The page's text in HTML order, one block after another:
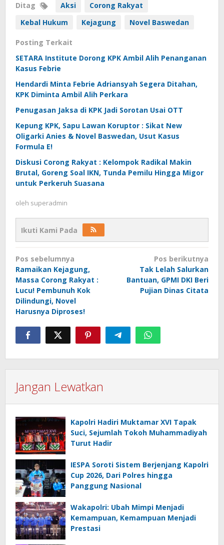
Ditag Aksi
Corong Rakyat
Kebal Hukum
Kejagung Novel Baswedan
Posting Terkait
SETARA Institute Dorong KPK Ambil Alih Penanganan
Kasus Febrie
Hendardi Minta Febrie Adriansyah Segera Ditahan,
KPK Diminta Ambil Alih Perkara
Penugasan Jaksa di KPK Jadi Sorotan Usai OTT
Kepung KPK, Sapu Lawan Koruptor : Sikat New
Oligarki Anies & Novel Baswedan, Usut Kasus
Formula E!
Diskusi Corong Rakyat : Kelompok Radikal Makin
Brutal, Goreng Soal IKN, Tunda Pemilu Hingga Migor
untuk Perkeruh Suasana
oleh superadmin
Ikuti Kami Pada
Navigasi
pos
Pos sebelumnya
Ramaikan Kejagung,
Massa Corong Rakyat :
Lucu! Pembunuh Kok
Dilindungi, Novel
Harusnya Diproses!
Pos berikutnya
Tak Lelah Salurkan
Bantuan, GPMI DKI Beri
Pujian Dinas Citata
Jangan Lewatkan
Kapolri Hadiri Muktamar XVI Tapak
Suci, Sejumlah Tokoh Muhammadiyah
Turut Hadir
IESPA Soroti Sistem Berjenjang Kapolri
Cup 2026, Dari Polres hingga
Panggung Nasional
Wakapolri: Ubah Mimpi Menjadi
Kemampuan, Kemampuan Menjadi
Prestasi